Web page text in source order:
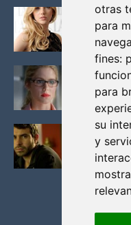
otras
para
fines:
para
su
y
KATHERYN
VIKINGOS
Junio 14,
FELICITY
MAS
Noviembre
BLACK
LA CRITICA
Mayo 17,